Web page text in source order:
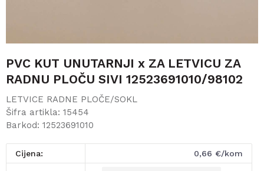
PVC KUT UNUTARNJI x ZA LETVICU ZA
RADNU PLOČU SIVI 12523691010/98102
LETVICE RADNE PLOČE/SOKL
Šifra artikla: 15454
Barkod: 12523691010
Cijena: 0,66 €/kom